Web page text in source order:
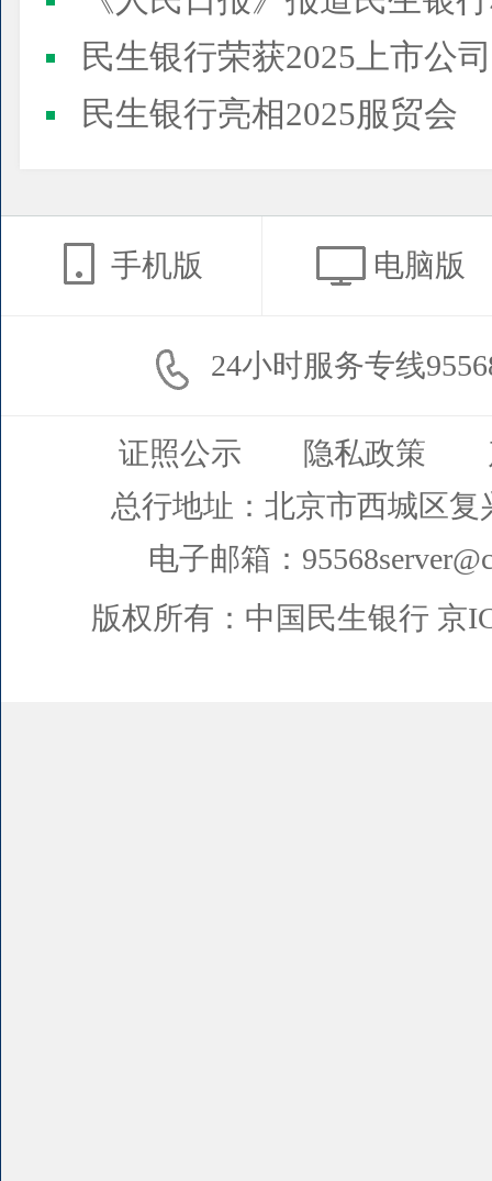
民生银行荣获2025上市公司董事会最佳实践案例、上市公
民生银行亮相2025服贸会
手机版 电脑版
24小时服务专线
证照公示 隐私政策
总行地址：北京市西城区复
电子邮箱：
版权所有：中国民生银行 京